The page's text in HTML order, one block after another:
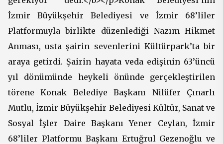
İzmir Büyükşehir Belediyesi ve İzmir 68’liler
Platformuyla birlikte düzenlediği Nazım Hikmet
Anması, usta şairin sevenlerini Kültürpark’ta bir
araya getirdi. Şairin hayata veda edişinin 63’üncü
yıl dönümünde heykeli önünde gerçekleştirilen
törene Konak Belediye Başkanı Nilüfer Çınarlı
Mutlu, İzmir Büyükşehir Belediyesi Kültür, Sanat ve
Sosyal İşler Daire Başkanı Yener Ceylan, İzmir
68’liler Platformu Başkanı Ertuğrul Gezenoğlu ve